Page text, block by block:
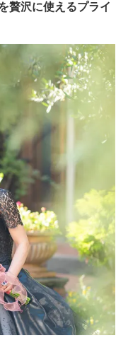
贅沢に使えるプライ